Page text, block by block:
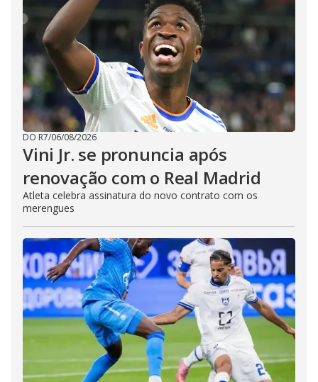
DO R7/06/08/2026
Vini Jr. se pronuncia após
renovação com o Real Madrid
Atleta celebra assinatura do novo contrato com os
merengues